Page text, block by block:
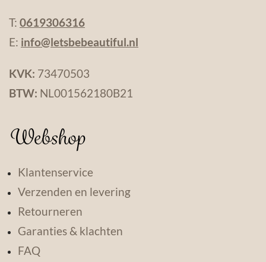
T: 0619306316
E: info@letsbebeautiful.nl
KVK: 73470503
BTW: NL001562180B21
Webshop
Klantenservice
Verzenden en levering
Retourneren
Garanties & klachten
FAQ